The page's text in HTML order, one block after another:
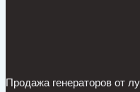
Продажа генераторов от